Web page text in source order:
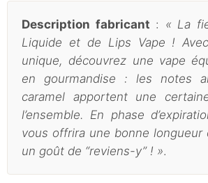
Description fabricant : « La
Liquide et de Lips Vape !
unique, découvrez une vape
en gourmandise : les notes
caramel apportent une
l’ensemble. En phase
vous offrira une bonne
un goût de “reviens-y” ! ».